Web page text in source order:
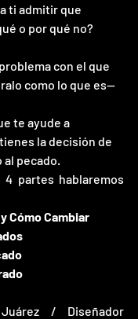
ti admitir que
o por qué no?
con el que
como lo que es—
te ayude a
la decisión de
pecado.
partes hablaremos
Cómo Cambiar
/ Diseñador